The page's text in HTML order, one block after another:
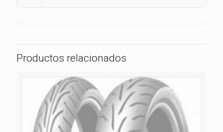
Productos relacionados